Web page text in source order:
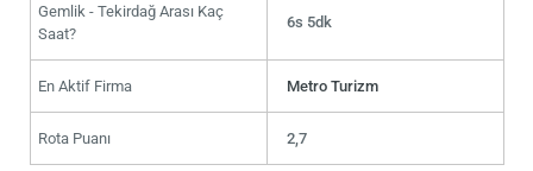
Gemlik - Tekirdağ Arası Kaç
Saat?
6s 5dk
En Aktif Firma Metro Turizm
Rota Puanı 2,7